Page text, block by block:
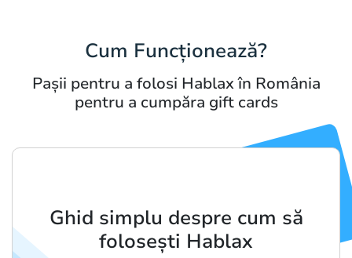
Cum Funcționează?
Pașii pentru a folosi Hablax în România
pentru a cumpăra gift cards
Ghid simplu despre cum să
folosești Hablax